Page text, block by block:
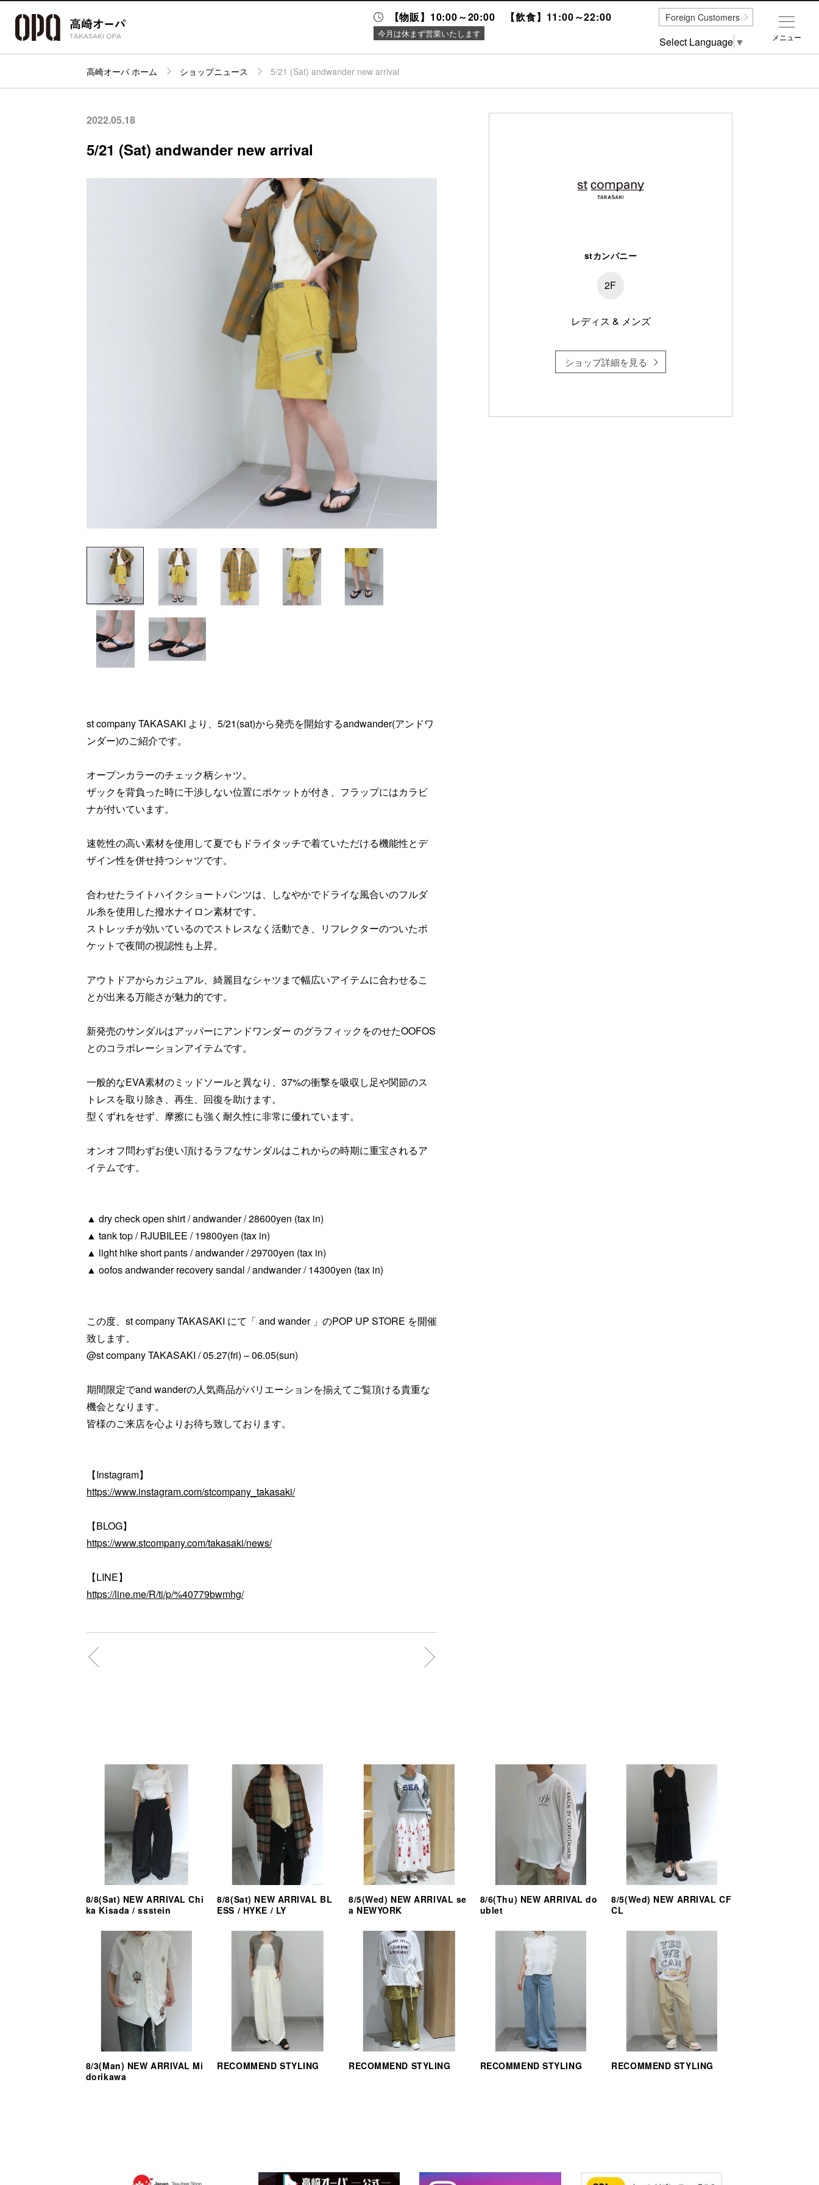
【物販】10:00～20:00 【飲食】11:00～22:00
今月は休まず営業いたします
パーキング
施設案内
イベント
高崎オーパ ホーム ショップニュース 5/21 (Sat) andwander new arrival
2022.05.18
5/21 (Sat) andwander new arrival
st company TAKASAKI より、5/21(sat)から発売を開始するandwander(アンドワ
ンダー)のご紹介です。
オープンカラーのチェック柄シャツ。
ザックを背負った時に干渉しない位置にポケットが付き、フラップにはカラビ
ナが付いています。
速乾性の高い素材を使用して夏でもドライタッチで着ていただける機能性とデ
ザイン性を併せ持つシャツです。
合わせたライトハイクショートパンツは、しなやかでドライな風合いのフルダ
ル糸を使用した撥水ナイロン素材です。
ストレッチが効いているのでストレスなく活動でき、リフレクターのついたポ
ケットで夜間の視認性も上昇。
アウトドアからカジュアル、綺麗目なシャツまで幅広いアイテムに合わせるこ
とが出来る万能さが魅力的です。
新発売のサンダルはアッパーにアンドワンダー のグラフィックをのせたOOFOS
とのコラボレーションアイテムです。
一般的なEVA素材のミッドソールと異なり、37%の衝撃を吸収し足や関節のス
トレスを取り除き、再生、回復を助けます。
型くずれをせず、摩擦にも強く耐久性に非常に優れています。
オンオフ問わずお使い頂けるラフなサンダルはこれからの時期に重宝されるア
イテムです。
▲ dry check open shirt / andwander / 28600yen (tax in)
▲ tank top / RJUBILEE / 19800yen (tax in)
▲ light hike short pants / andwander / 29700yen (tax in)
▲ oofos andwander recovery sandal / andwander / 14300yen (tax in)
この度、st company TAKASAKI にて「 and wander 」のPOP UP STORE を開催
致します。
@st company TAKASAKI / 05.27(fri) – 06.05(sun)
期間限定でand wanderの人気商品がバリエーションを揃えてご覧頂ける貴重な
機会となります。
皆様のご来店を心よりお待ち致しております。
【Instagram】
https://www.instagram.com/stcompany_takasaki/
【BLOG】
https://www.stcompany.com/takasaki/news/
【LINE】
https://line.me/R/ti/p/%40779bwmhg/
stカンパニー
2F
レディス & メンズ
ショップ詳細を見る
8/8(Sat) NEW ARRIVAL Chi
ka Kisada / ssstein
8/8(Sat) NEW ARRIVAL BL
ESS / HYKE / LY
8/5(Wed) NEW ARRIVAL se
a NEWYORK
8/6(Thu) NEW ARRIVAL do
ublet
8/5(Wed) NEW ARRIVAL CF
CL
8/3(Man) NEW ARRIVAL Mi
dorikawa
RECOMMEND STYLING RECOMMEND STYLING RECOMMEND STYLING RECOMMEND STYLING
メニュー
Foreign Customers
Select Language ▼